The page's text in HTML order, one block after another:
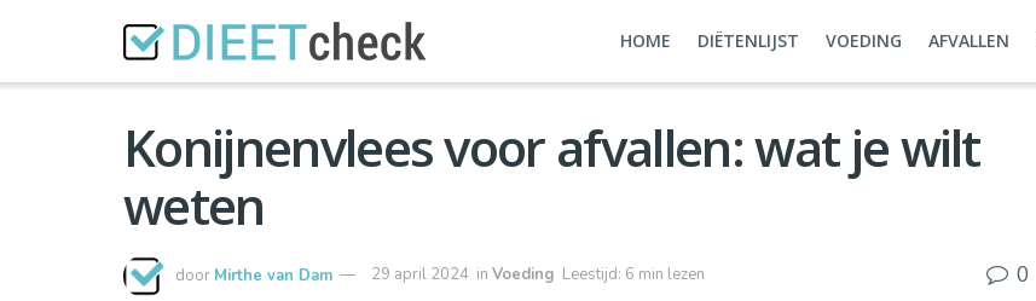
HOME DIËTENLIJST VOEDING AFVALLEN
Konijnenvlees voor afvallen: wat je wilt
weten
door Mirthe van Dam 29 april 2024 in Voeding Leestijd: 6 min lezen 0